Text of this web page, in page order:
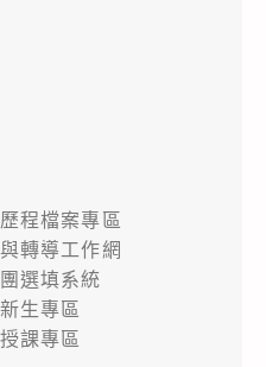
程檔案專區
轉導工作網
選填系統
新生專區
課專區